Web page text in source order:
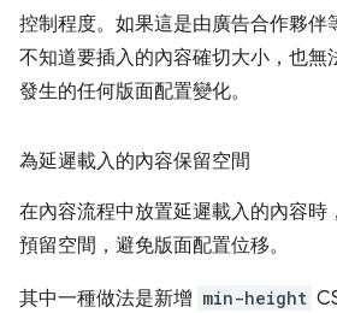
控制程度。如果這是由廣告合作夥伴
不知道要插入的內容確切大小，也無
發生的任何版面配置變化。
為延遲載入的內容保留空間
在內容流程中放置延遲載入的內容時
預留空間，避免版面配置位移。
其中一種做法是新增 min-height